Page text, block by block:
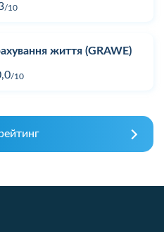
10
життя (GRAWE)
10